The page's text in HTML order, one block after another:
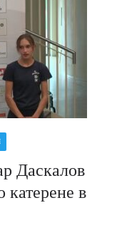
Даскалов
катерене в